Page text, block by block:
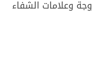
وعلامات الشفاء